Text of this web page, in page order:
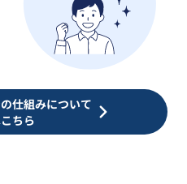
仕組みについて
ちら